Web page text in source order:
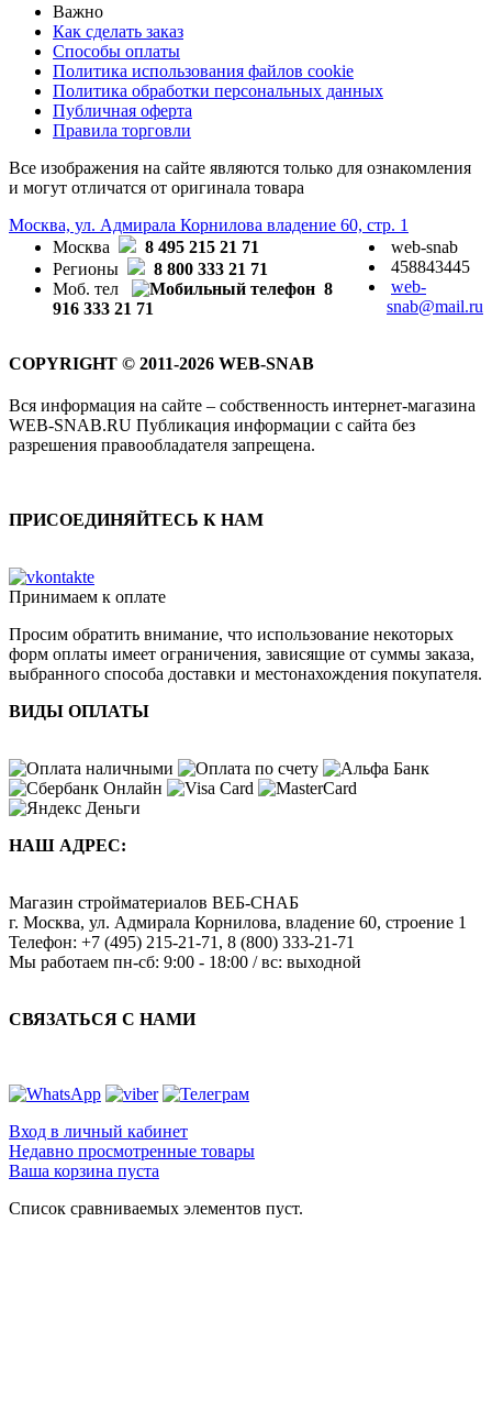
Важно
Как сделать заказ
Способы оплаты
Политика использования файлов cookie
Политика обработки персональных данных
Публичная оферта
Правила торговли
Все изображения на сайте являются только для ознакомления
и могут отличатся от оригинала товара
Москва, ул. Адмирала Корнилова владение 60, стр. 1
Москва
8 495 215 21 71
Регионы
8 800 333 21 71
Моб. тел
8
916 333 21 71
web-snab
458843445
web-
snab@mail.ru
COPYRIGHT © 2011-2026 WEB-SNAB
Вся информация на сайте – собственность интернет-магазина
WEB-SNAB.RU Публикация информации с сайта без
разрешения правообладателя запрещена.
ПРИСОЕДИНЯЙТЕСЬ К НАМ
Принимаем к оплате
Просим обратить внимание, что использование некоторых
форм оплаты имеет ограничения, зависящие от суммы заказа,
выбранного способа доставки и местонахождения покупателя.
ВИДЫ ОПЛАТЫ
НАШ АДРЕС:
Магазин стройматериалов ВЕБ-СНАБ
г. Москва, ул. Адмирала Корнилова, владение 60, строение 1
Телефон: +7 (495) 215-21-71 , 8 (800) 333-21-71
Мы работаем пн-сб: 9:00 - 18:00 / вс: выходной
СВЯЗАТЬСЯ С НАМИ
Вход в личный кабинет
Недавно просмотренные товары
Ваша корзина пуста
Список сравниваемых элементов пуст.